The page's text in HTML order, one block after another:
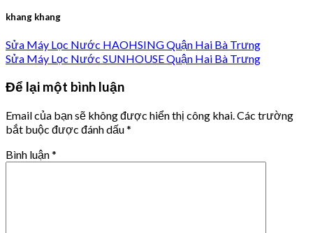
khang khang
Sửa Máy Lọc Nước HAOHSING Quận Hai Bà Trưng
Sửa Máy Lọc Nước SUNHOUSE Quận Hai Bà Trưng
Để lại một bình luận
Email của bạn sẽ không được hiển thị công khai. Các trường
bắt buộc được đánh dấu*
Bình luận*